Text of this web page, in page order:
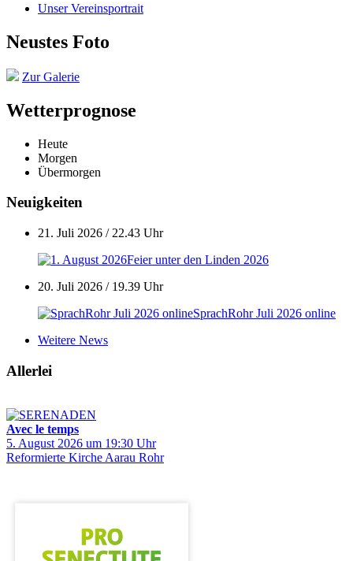
Unser Vereinsportrait
Neustes Foto
Zur Galerie
Wetterprognose
Heute
Morgen
Übermorgen
Neuigkeiten
21. Juli 2026 / 22.43 Uhr
Feier unter den Linden 2026
20. Juli 2026 / 19.39 Uhr
SprachRohr Juli 2026 online
Weitere News
Allerlei
Avec le temps
5. August 2026 um 19:30 Uhr
Reformierte Kirche Aarau Rohr